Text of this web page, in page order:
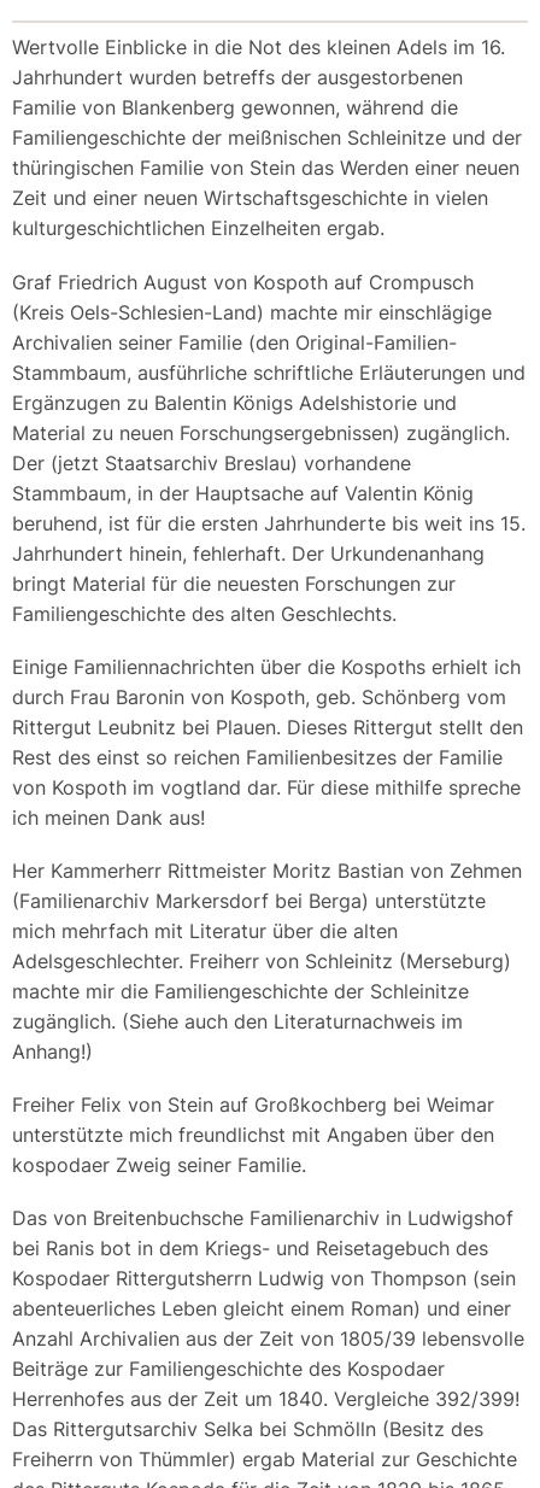
Wertvolle Einblicke in die Not des kleinen Adels im 16.
Jahrhundert wurden betreffs der ausgestorbenen
Familie von Blankenberg gewonnen, während die
Familiengeschichte der meißnischen Schleinitze und der
thüringischen Familie von Stein das Werden einer neuen
Zeit und einer neuen Wirtschaftsgeschichte in vielen
kulturgeschichtlichen Einzelheiten ergab.
Graf Friedrich August von Kospoth auf Crompusch
(Kreis Oels-Schlesien-Land) machte mir einschlägige
Archivalien seiner Familie (den Original-Familien-
Stammbaum, ausführliche schriftliche Erläuterungen und
Ergänzugen zu Balentin Königs Adelshistorie und
Material zu neuen Forschungsergebnissen) zugänglich.
Der (jetzt Staatsarchiv Breslau) vorhandene
Stammbaum, in der Hauptsache auf Valentin König
beruhend, ist für die ersten Jahrhunderte bis weit ins 15.
Jahrhundert hinein, fehlerhaft. Der Urkundenanhang
bringt Material für die neuesten Forschungen zur
Familiengeschichte des alten Geschlechts.
Einige Familiennachrichten über die Kospoths erhielt ich
durch Frau Baronin von Kospoth, geb. Schönberg vom
Rittergut Leubnitz bei Plauen. Dieses Rittergut stellt den
Rest des einst so reichen Familienbesitzes der Familie
von Kospoth im vogtland dar. Für diese mithilfe spreche
ich meinen Dank aus!
Her Kammerherr Rittmeister Moritz Bastian von Zehmen
(Familienarchiv Markersdorf bei Berga) unterstützte
mich mehrfach mit Literatur über die alten
Adelsgeschlechter. Freiherr von Schleinitz (Merseburg)
machte mir die Familiengeschichte der Schleinitze
zugänglich. (Siehe auch den Literaturnachweis im
Anhang!)
Freiher Felix von Stein auf Großkochberg bei Weimar
unterstützte mich freundlichst mit Angaben über den
kospodaer Zweig seiner Familie.
Das von Breitenbuchsche Familienarchiv in Ludwigshof
bei Ranis bot in dem Kriegs- und Reisetagebuch des
Kospodaer Rittergutsherrn Ludwig von Thompson (sein
abenteuerliches Leben gleicht einem Roman) und einer
Anzahl Archivalien aus der Zeit von 1805/39 lebensvolle
Beiträge zur Familiengeschichte des Kospodaer
Herrenhofes aus der Zeit um 1840. Vergleiche 392/399!
Das Rittergutsarchiv Selka bei Schmölln (Besitz des
Freiherrn von Thümmler) ergab Material zur Geschichte